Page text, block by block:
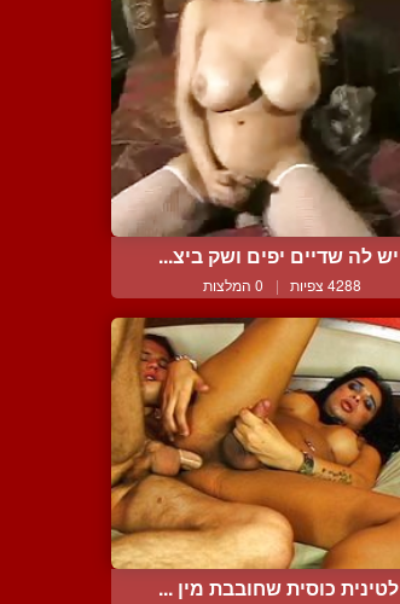
יש לה שדיים יפים ושק ביצ...
4288 צפיות | 0 המלצות
לטינית כוסית שחובבת מין ...